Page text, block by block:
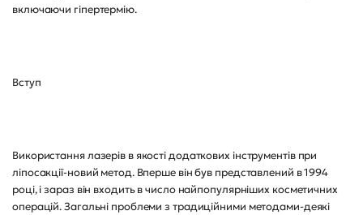
включаючи гіпертермію.
Вступ
Використання лазерів в якості додаткових інструментів при
ліпосакції-новий метод. Вперше він був представлений в 1994
році, і зараз він входить в число найпопулярніших косметичних
операцій. Загальні проблеми з традиційними методами-деякі